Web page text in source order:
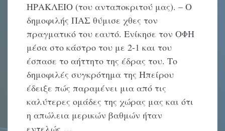
ΗΡΑΚΛΕΙΟ (του ανταποκριτού μας). – Ο
δημοφιλής ΠΑΣ θύμισε χθες τον
πραγματικό του εαυτό. Ενίκησε τον ΟΦΗ
μέσα στο κάστρο του με 2-1 και του
έσπασε το αήττητο της έδρας του. Το
δημοφιλές συγκρότημα της Ηπείρου
έδειξε πώς παραμένει μια από τις
καλύτερες ομάδες της χώρας μας και ότι
η απώλεια μερικών βαθμών ήταν
εντελώς …